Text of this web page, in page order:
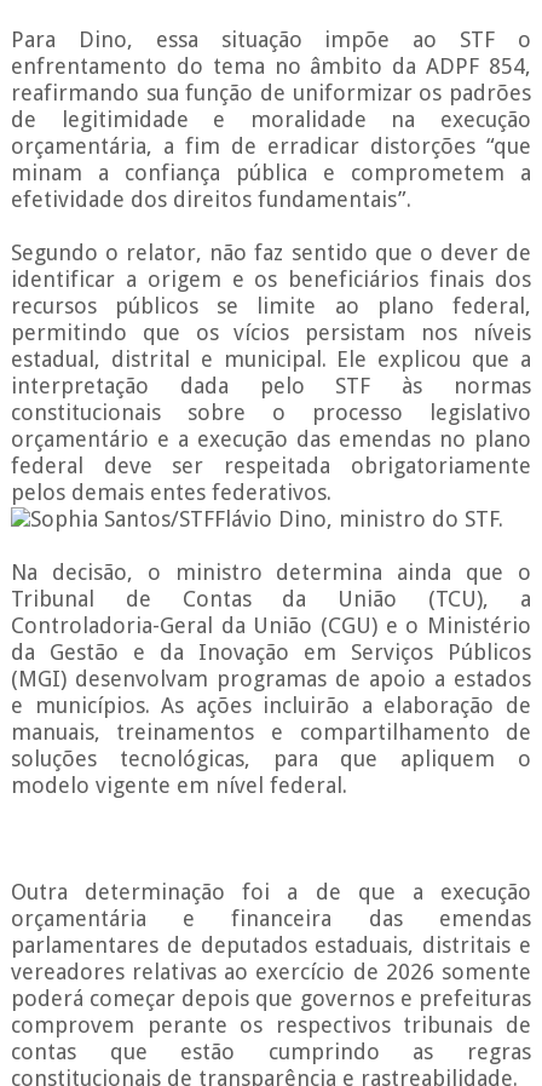
Para Dino, essa situação impõe ao STF o
enfrentamento do tema no âmbito da ADPF 854,
reafirmando sua função de uniformizar os padrões
de legitimidade e moralidade na execução
orçamentária, a fim de erradicar distorções “que
minam a confiança pública e comprometem a
efetividade dos direitos fundamentais”.
Segundo o relator, não faz sentido que o dever de
identificar a origem e os beneficiários finais dos
recursos públicos se limite ao plano federal,
permitindo que os vícios persistam nos níveis
estadual, distrital e municipal. Ele explicou que a
interpretação dada pelo STF às normas
constitucionais sobre o processo legislativo
orçamentário e a execução das emendas no plano
federal deve ser respeitada obrigatoriamente
pelos demais entes federativos.
Sophia Santos/STFFlávio Dino, ministro do STF.
Na decisão, o ministro determina ainda que o
Tribunal de Contas da União (TCU), a
Controladoria-Geral da União (CGU) e o Ministério
da Gestão e da Inovação em Serviços Públicos
(MGI) desenvolvam programas de apoio a estados
e municípios. As ações incluirão a elaboração de
manuais, treinamentos e compartilhamento de
soluções tecnológicas, para que apliquem o
modelo vigente em nível federal.
Outra determinação foi a de que a execução
orçamentária e financeira das emendas
parlamentares de deputados estaduais, distritais e
vereadores relativas ao exercício de 2026 somente
poderá começar depois que governos e prefeituras
comprovem perante os respectivos tribunais de
contas que estão cumprindo as regras
constitucionais de transparência e rastreabilidade.